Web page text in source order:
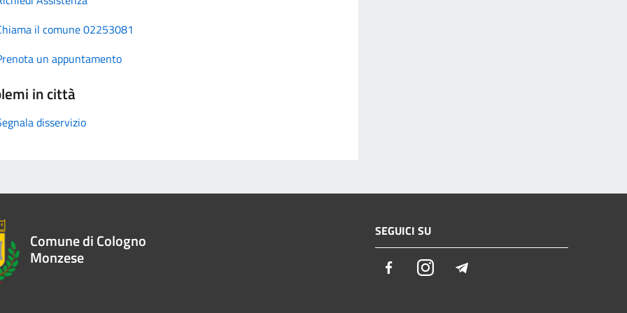
il comune 02253081
un appuntamento
in città
disservizio
Comune di Cologno
Monzese
SEGUICI SU
FacebookInstagram